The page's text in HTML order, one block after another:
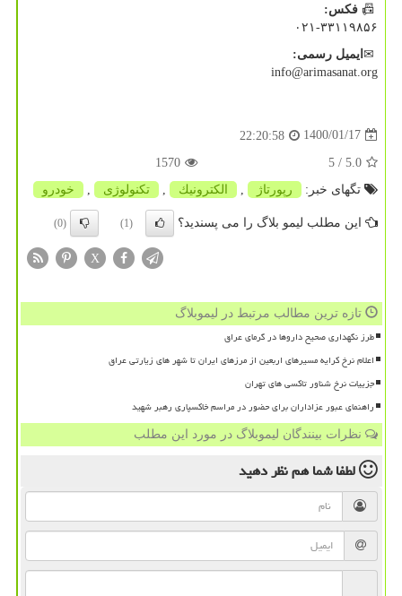
📠 فکس:
۰۲۱-۳۳۱۱۹۸۵۶
✉ ایمیل رسمی:
info@arimasanat.org
1400/01/17
22:20:58
5.0
/ 5
1570
تگهای خبر:
رپورتاژ الكترونیك تكنولوژی خودرو
این مطلب لیمو بلاگ را می پسندید؟ (1)
(0)
X
تازه ترین مطالب مرتبط در لیموبلاگ
طرز نگهداری صحیح داروها در گرمای عراق
اعلام نرخ کرایه مسیرهای اربعین از مرزهای ایران تا شهر های زیارتی عراق
جزییات نرخ شناور تاکسی های تهران
راهنمای عبور عزاداران برای حضور در مراسم خاکسپاری رهبر شهید
نظرات بینندگان لیموبلاگ در مورد این مطلب
لطفا شما همنظر دهید